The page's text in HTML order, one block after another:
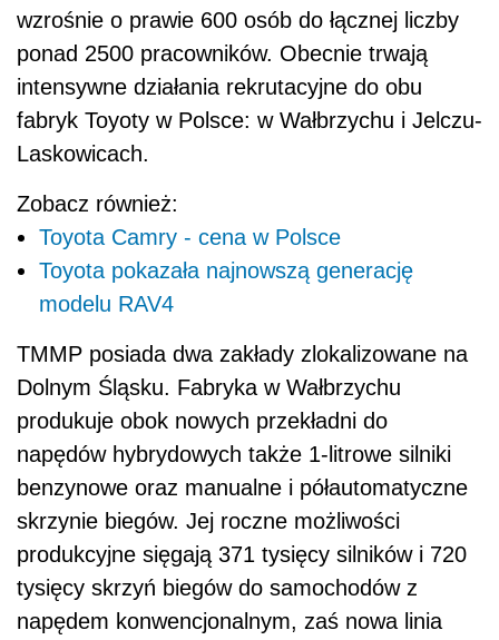
wzrośnie o prawie 600 osób do łącznej liczby
ponad 2500 pracowników. Obecnie trwają
intensywne działania rekrutacyjne do obu
fabryk Toyoty w Polsce: w Wałbrzychu i Jelczu-
Laskowicach.
Zobacz również:
Toyota Camry - cena w Polsce
Toyota pokazała najnowszą generację
modelu RAV4
TMMP posiada dwa zakłady zlokalizowane na
Dolnym Śląsku. Fabryka w Wałbrzychu
produkuje obok nowych przekładni do
napędów hybrydowych także 1-litrowe silniki
benzynowe oraz manualne i półautomatyczne
skrzynie biegów. Jej roczne możliwości
produkcyjne sięgają 371 tysięcy silników i 720
tysięcy skrzyń biegów do samochodów z
napędem konwencjonalnym, zaś nowa linia